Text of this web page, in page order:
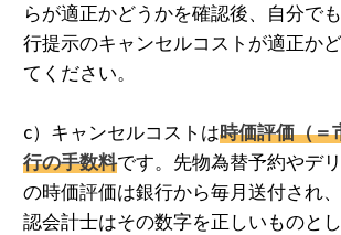
らが適正かどうかを確認後、自分で
行提示のキャンセルコストが適正か
てください。
c）キャンセルコストは時価評価（＝
行の手数料です。先物為替予約やデ
の時価評価は銀行から毎月送付され
認会計士はその数字を正しいものと